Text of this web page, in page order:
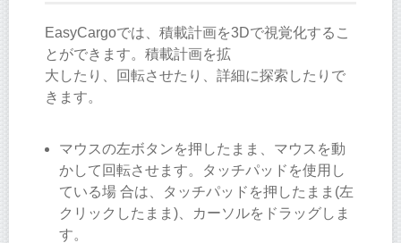
EasyCargoでは、積載計画を3Dで視覚化するこ
とができます。積載計画を拡
大したり、回転させたり、詳細に探索したりで
きます。
マウスの左ボタンを押したまま、マウスを動
かして回転させます。タッチパッドを使用し
ている場 合は、タッチパッドを押したまま(左
クリックしたまま)、カーソルをドラッグしま
す。